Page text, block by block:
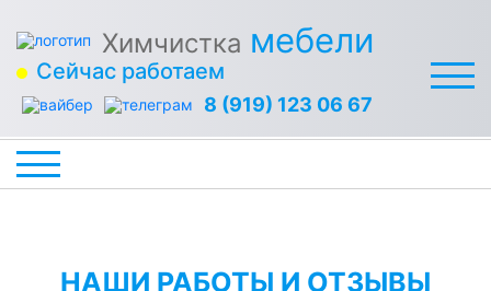
Химчистка мебели
Сейчас работаем
8 (919) 123 06 67
НАШИ РАБОТЫ И ОТЗЫВЫ